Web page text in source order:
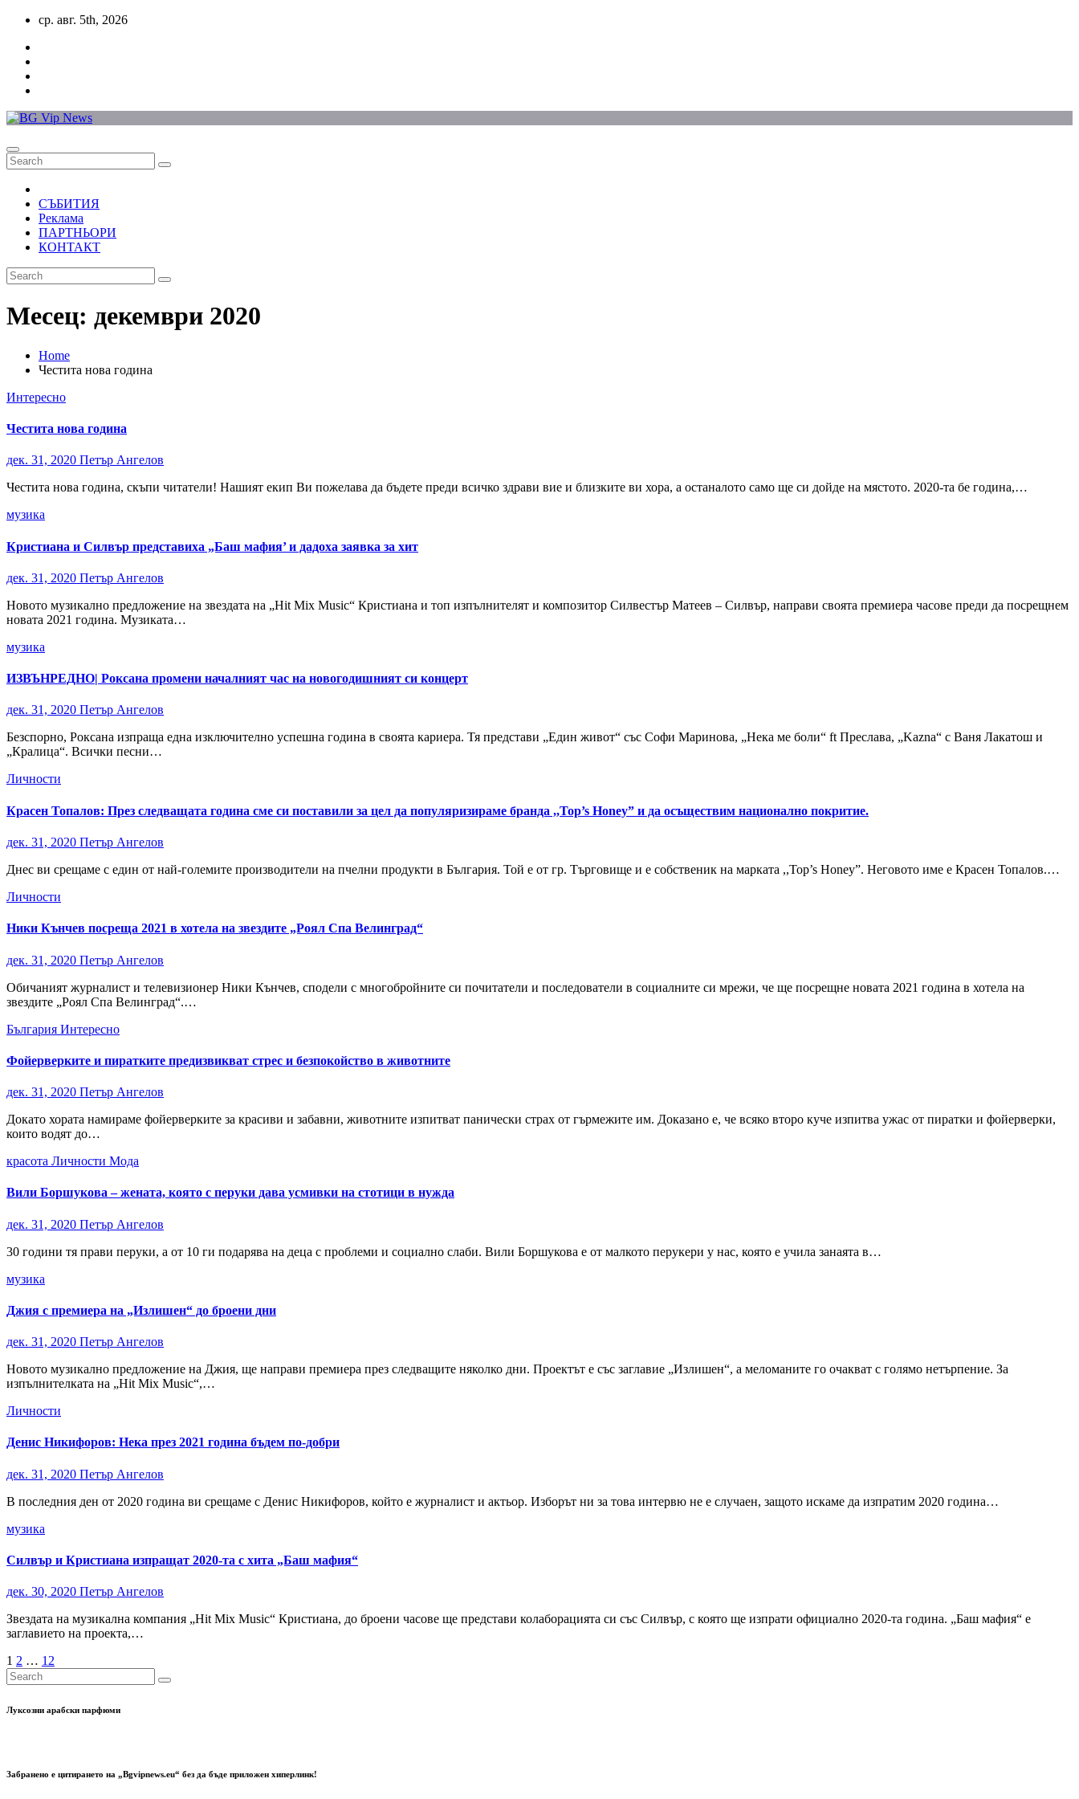
Skip
content
ср. авг. 5th, 2026
СЪБИТИЯ
Реклама
ПАРТНЬОРИ
КОНТАКТ
Месец: декември 2020
Home
Честита нова година
Интересно
Честита нова година
дек. 31, 2020 Петър Ангелов
Честита нова година, скъпи читатели! Нашият екип Ви пожелава да бъдете преди всичко здрави вие и близките ви хора, а останалото само ще си дойде на мястото. 2020-та бе година,…
музика
Кристиана и Силвър представиха „Баш мафия’ и дадоха заявка за хит
дек. 31, 2020 Петър Ангелов
Новото музикално предложение на звездата на „Hit Mix Music“ Кристиана и топ изпълнителят и композитор Силвестър Матеев – Силвър, направи своята премиера часове преди да посрещнем
новата 2021 година. Музиката…
музика
ИЗВЪНРЕДНО| Роксана промени началният час на новогодишният си концерт
дек. 31, 2020 Петър Ангелов
Безспорно, Роксана изпраща една изключително успешна година в своята кариера. Тя представи „Един живот“ със Софи Маринова, „Нека ме боли“ ft Преслава, „Kazna“ с Ваня Лакатош и
„Кралица“. Всички песни…
Личности
Красен Топалов: През следващата година сме си поставили за цел да популяризираме бранда ,,Top’s Honey” и да осъществим национално покритие.
дек. 31, 2020 Петър Ангелов
Днес ви срещаме с един от най-големите производители на пчелни продукти в България. Той е от гр. Търговище и е собственик на марката ,,Top’s Honey”. Неговото име е Красен Топалов.…
Личности
Ники Кънчев посреща 2021 в хотела на звездите „Роял Спа Велинград“
дек. 31, 2020 Петър Ангелов
Обичаният журналист и телевизионер Ники Кънчев, сподели с многобройните си почитатели и последователи в социалните си мрежи, че ще посрещне новата 2021 година в хотела на
звездите „Роял Спа Велинград“.…
България Интересно
Фойерверките и пиратките предизвикват стрес и безпокойство в животните
дек. 31, 2020 Петър Ангелов
Докато хората намираме фойерверките за красиви и забавни, животните изпитват панически страх от гърмежите им. Доказано е, че всяко второ куче изпитва ужас от пиратки и фойерверки,
които водят до…
красота Личности Мода
Вили Боршукова – жената, която с перуки дава усмивки на стотици в нужда
дек. 31, 2020 Петър Ангелов
30 години тя прави перуки, а от 10 ги подарява на деца с проблеми и социално слаби. Вили Боршукова е от малкото перукери у нас, която е учила занаята в…
музика
Джия с премиера на „Излишен“ до броени дни
дек. 31, 2020 Петър Ангелов
Новото музикално предложение на Джия, ще направи премиера през следващите няколко дни. Проектът е със заглавие „Излишен“, а меломаните го очакват с голямо нетърпение. За
изпълнителката на „Hit Mix Music“,…
Личности
Денис Никифоров: Нека през 2021 година бъдем по-добри
дек. 31, 2020 Петър Ангелов
В последния ден от 2020 година ви срещаме с Денис Никифоров, който e журналист и актьор. Изборът ни за това интервю не е случаен, защото искаме да изпратим 2020 година…
музика
Силвър и Кристиана изпращат 2020-та с хита „Баш мафия“
дек. 30, 2020 Петър Ангелов
Звездата на музикална компания „Hit Mix Music“ Кристиана, до броени часове ще представи колаборацията си със Силвър, с която ще изпрати официално 2020-та година. „Баш мафия“ е
заглавието на проекта,…
Разделяне
на
публикациите
1 2 … 12
Луксозни арабски парфюми
Забранено е цитирането на „Bgvipnews.eu“ без да бъде приложен хиперлинк!